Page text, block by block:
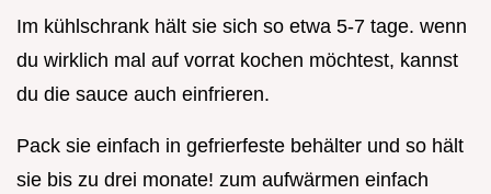
Im kühlschrank hält sie sich so etwa 5-7 tage. wenn
du wirklich mal auf vorrat kochen möchtest, kannst
du die sauce auch einfrieren.
Pack sie einfach in gefrierfeste behälter und so hält
sie bis zu drei monate! zum aufwärmen einfach